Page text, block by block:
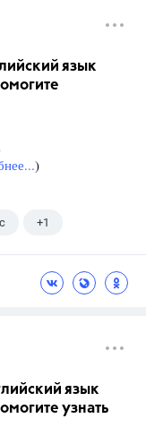
язык
)
+1
язык
узнать